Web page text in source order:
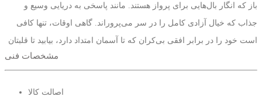
باز که انگار بال‌هایی برای پرواز هستند. مانند پاسخی به دریایی وسیع و
جذاب که خیال آزادی کامل را در سر می‌پروراند. گاهی اوقات، تنها کافی
است خود را در برابر افقی بی‌کران که تا آسمان امتداد دارد، بیابید تا قلبتان
تندتر بزند. استاد عطرساز، ژاک کاوالیه بلترود، با الهام از این حس
تازگی ساخته است. زمزمه‌ای از زنجبیل که با تلخی گریپ فروت درخشان
مشخصات فنی
اصالت کالا